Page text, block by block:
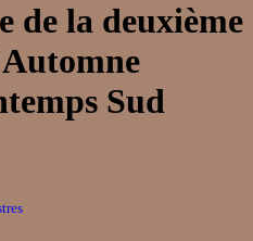
de la deuxième
Sud